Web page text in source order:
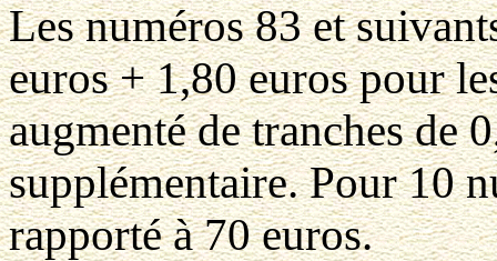
Les numéros 83 et
euros + 1,80 euros pour
augmenté de tranches de
supplémentaire. Pour 10
rapporté à 70 euros.